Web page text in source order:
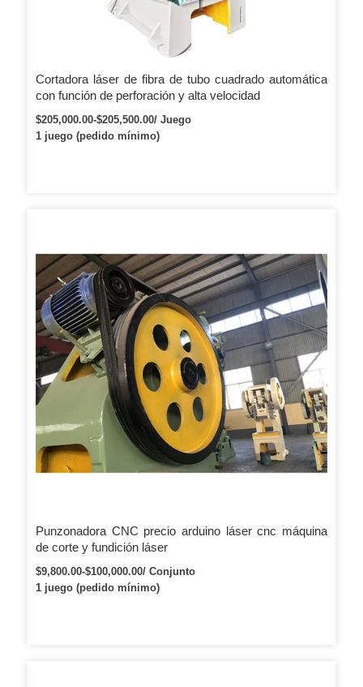
Cortadora láser de fibra de tubo cuadrado automática
con función de perforación y alta velocidad
$205,000.00-$205,500.00/ Juego
1 juego (pedido mínimo)
Punzonadora CNC precio arduino láser cnc máquina
de corte y fundición láser
$9,800.00-$100,000.00/ Conjunto
1 juego (pedido mínimo)